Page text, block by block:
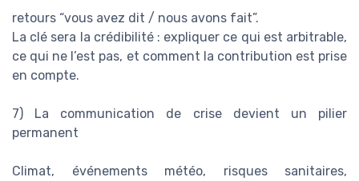
retours “vous avez dit / nous avons fait”.
La clé sera la crédibilité : expliquer ce qui est arbitrable,
ce qui ne l’est pas, et comment la contribution est prise
en compte.
7) La communication de crise devient un pilier
permanent
Climat, événements météo, risques sanitaires,